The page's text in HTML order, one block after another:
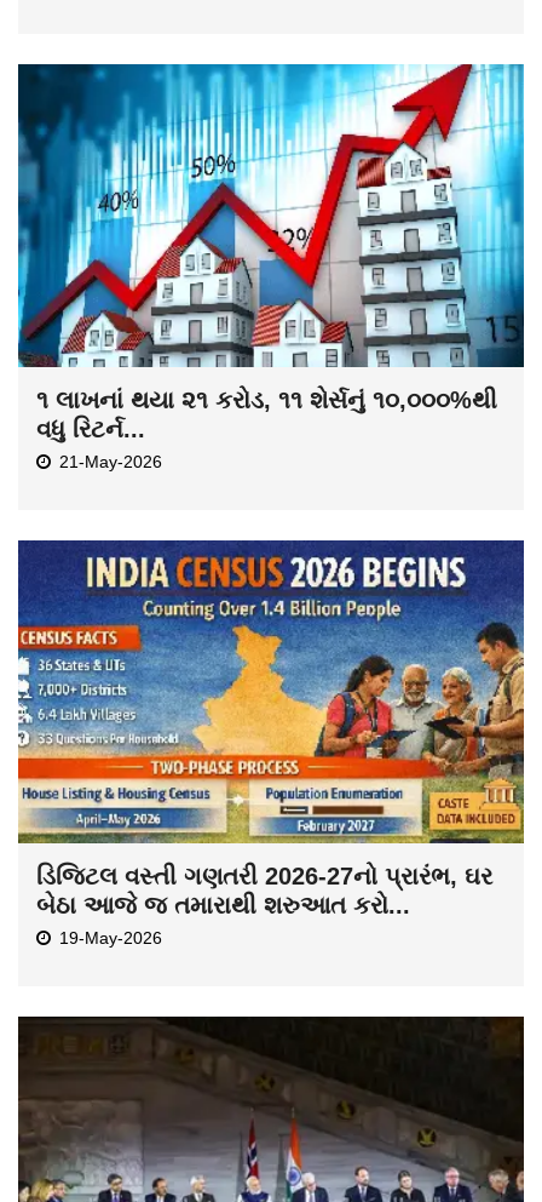
૧ લાખનાં થયા ૨૧ કરોડ, ૧૧ શેર્સનું ૧૦,૦૦૦%થી
વધુ રિટર્ન...
21-May-2026
ડિજિટલ વસ્તી ગણતરી 2026-27નો પ્રારંભ, ઘર
બેઠા આજે જ તમારાથી શરુઆત કરો...
19-May-2026